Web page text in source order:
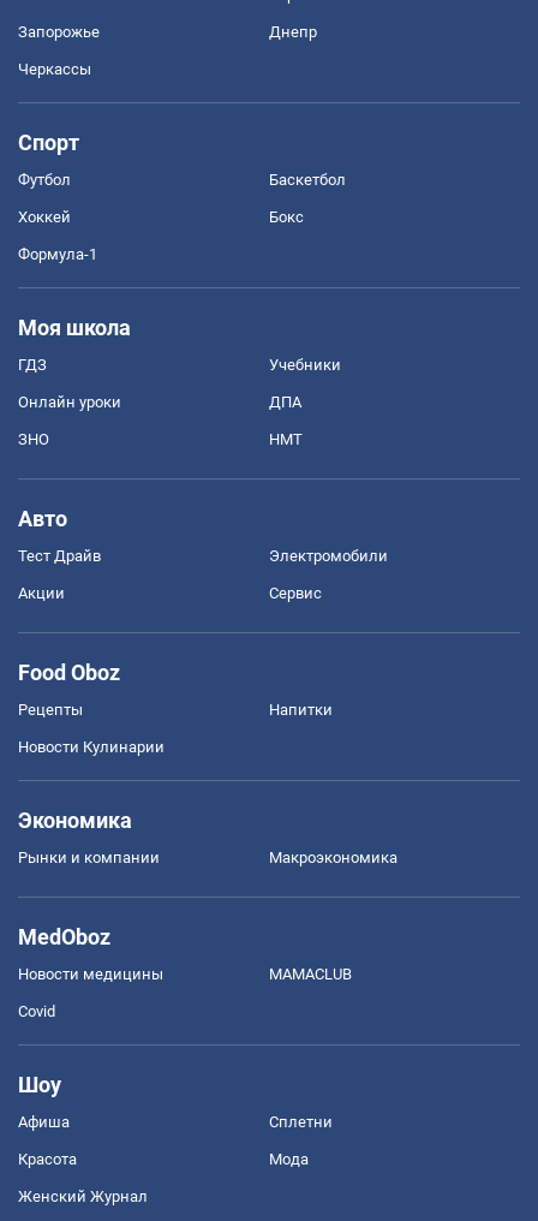
Запорожье Днепр
Черкассы
Спорт
Футбол Баскетбол
Хоккей Бокс
Формула-1
Моя школа
ГДЗ Учебники
Онлайн уроки ДПА
ЗНО НМТ
Авто
Тест Драйв Электромобили
Акции Сервис
Food Oboz
Рецепты Напитки
Новости Кулинарии
Экономика
Рынки и компании Mакроэкономика
MedOboz
Новости медицины MAMACLUB
Covid
Шоу
Афиша Сплетни
Красота Мода
Женский Журнал